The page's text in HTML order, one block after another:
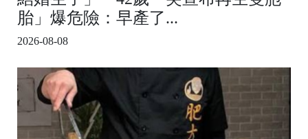
胎」爆危險：早產了...
2026-08-08